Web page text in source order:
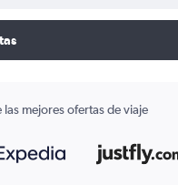
mejores ofertas de viaje